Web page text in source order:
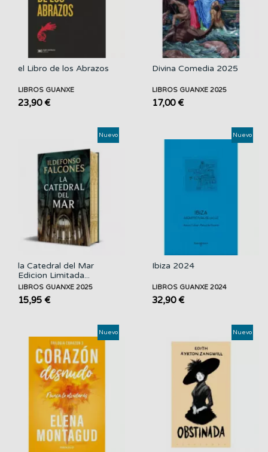
el Libro de los Abrazos
LIBROS GUANXE
23,90 €
Divina Comedia 2025
LIBROS GUANXE 2025
17,00 €
la Catedral del Mar
Edicion Limitada...
LIBROS GUANXE 2025
15,95 €
Nuevo
Ibiza 2024
LIBROS GUANXE 2024
32,90 €
Nuevo
Nuevo Nuevo